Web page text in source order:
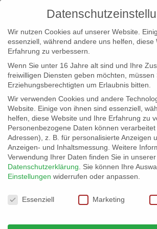
info@erfolgreich-events.de
+4940 46 777 230
Wir nutzen Cookies auf unserer Website.
essenziell, während andere uns helfen, diese
Erfahrung zu verbessern.
Wenn Sie unter 16 Jahre alt sind und Ihre
freiwilligen Diensten geben möchten, müssen
Erziehungsberechtigten um Erlaubnis bitten.
Wir verwenden Cookies und andere
Website. Einige von ihnen sind essenziell,
helfen, diese Website und Ihre Erfahrung zu
Personenbezogene Daten können
Adressen), z. B. für personalisierte Anzeigen
Anzeigen- und Inhaltsmessung. Weitere
Verwendung Ihrer Daten finden Sie in unserer
Datenschutzerklärung
Sie können Ihre
Einstellungen widerrufen oder anpassen.
Datenschutzeinstellungen
Essenziell Marketing